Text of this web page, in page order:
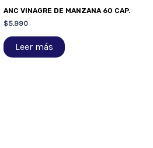
ANC VINAGRE DE MANZANA 60 CAP.
$5.990
Leer más